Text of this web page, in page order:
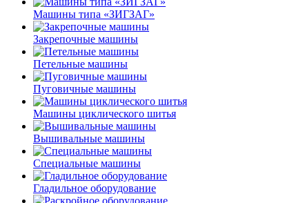
Машины типа «ЗИГЗАГ»
Закрепочные машины
Петельные машины
Пуговичные машины
Машины циклического шитья
Вышивальные машины
Специальные машины
Гладильное оборудование